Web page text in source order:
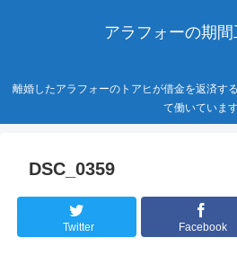
アラフォーの期
離婚したアラフォーのトアヒが借金を返済す
て働いていま
DSC_0359
Twitter Facebook